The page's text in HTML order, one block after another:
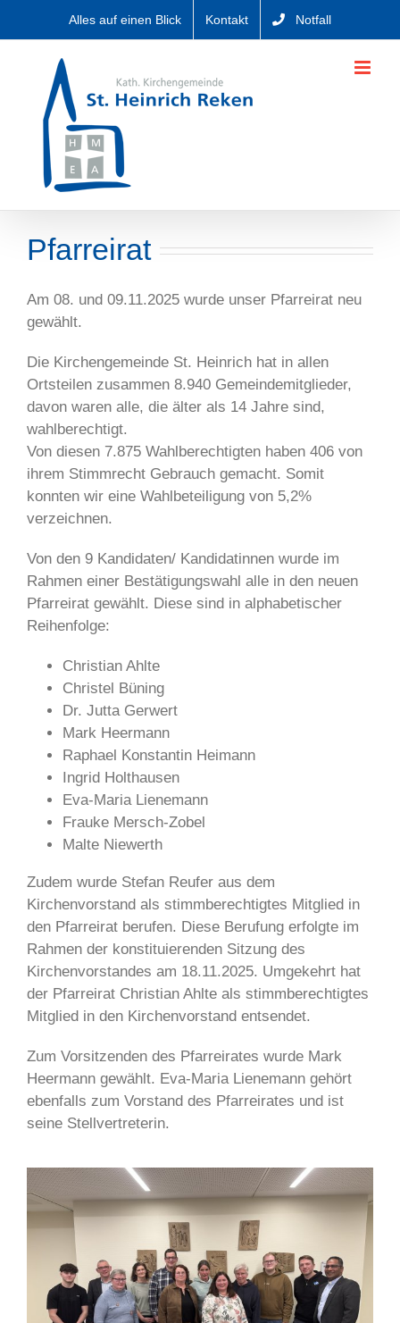
Alles auf einen Blick Kontakt Notfall
Pfarreirat
Am 08. und 09.11.2025 wurde unser Pfarreirat neu
gewählt.
Die Kirchengemeinde St. Heinrich hat in allen
Ortsteilen zusammen 8.940 Gemeindemitglieder,
davon waren alle, die älter als 14 Jahre sind,
wahlberechtigt.
Von diesen 7.875 Wahlberechtigten haben 406 von
ihrem Stimmrecht Gebrauch gemacht. Somit
konnten wir eine Wahlbeteiligung von 5,2%
verzeichnen.
Von den 9 Kandidaten/ Kandidatinnen wurde im
Rahmen einer Bestätigungswahl alle in den neuen
Pfarreirat gewählt. Diese sind in alphabetischer
Reihenfolge:
Christian Ahlte
Christel Büning
Dr. Jutta Gerwert
Mark Heermann
Raphael Konstantin Heimann
Ingrid Holthausen
Eva-Maria Lienemann
Frauke Mersch-Zobel
Malte Niewerth
Zudem wurde Stefan Reufer aus dem
Kirchenvorstand als stimmberechtigtes Mitglied in
den Pfarreirat berufen. Diese Berufung erfolgte im
Rahmen der konstituierenden Sitzung des
Kirchenvorstandes am 18.11.2025. Umgekehrt hat
der Pfarreirat Christian Ahlte als stimmberechtigtes
Mitglied in den Kirchenvorstand entsendet.
Zum Vorsitzenden des Pfarreirates wurde Mark
Heermann gewählt. Eva-Maria Lienemann gehört
ebenfalls zum Vorstand des Pfarreirates und ist
seine Stellvertreterin.